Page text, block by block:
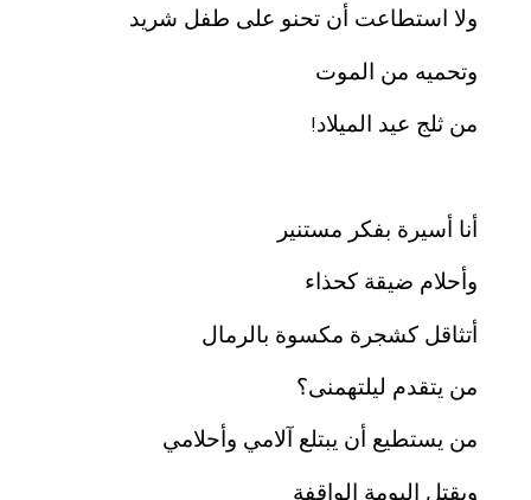
وﻻ استطاعت أن تحنو على طفل شريد
وتحميه من الموت
من ثلج عيد الميلاد!
أنا أسيرة بفكر مستنير
وأحلام ضيقة كحذاء
أتثاقل كشجرة مكسوة بالرمال
من يتقدم ليلتهمنى؟
من يستطيع أن يبتلع آﻻمي وأحلامي
ويقتل البومة الواقفة